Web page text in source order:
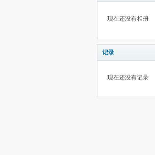
现在还没有相册
记录
现在还没有记录